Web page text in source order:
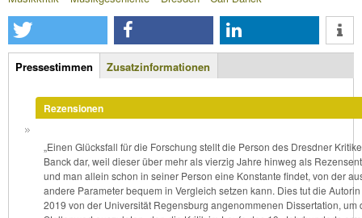
Zusatzinfos
Pressestimmen (aktiver
Reiter)
Zusatzinformationen
Rezensionen
„Einen Glücksfall für die Forschung stellt die Person des Dresdner
Banck dar, weil dieser über mehr als vierzig Jahre hinweg als
und man allein schon in seiner Person eine Konstante findet, von der
andere Parameter bequem in Vergleich setzen kann. Dies tut die
2019 von der Universität Regensburg angenommenen Dissertation, um